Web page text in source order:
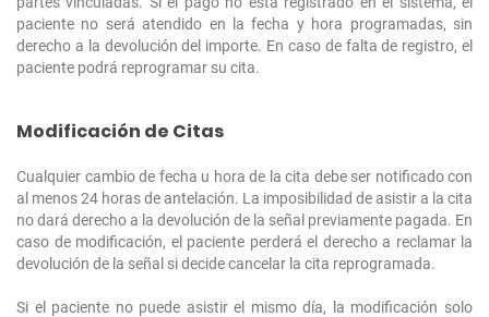
paciente no será atendido en la fecha y hora programadas, sin
derecho a la devolución del importe. En caso de falta de registro, el
paciente podrá reprogramar su cita.
Modificación de Citas
Cualquier cambio de fecha u hora de la cita debe ser notificado con
al menos 24 horas de antelación. La imposibilidad de asistir a la cita
no dará derecho a la devolución de la señal previamente pagada. En
caso de modificación, el paciente perderá el derecho a reclamar la
devolución de la señal si decide cancelar la cita reprogramada.
Si el paciente no puede asistir el mismo día, la modificación solo